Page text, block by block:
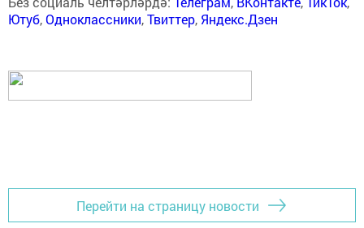
Ютуб,Одноклассники,Твиттер, Яндекс.Дзен
Перейти на страницу новости